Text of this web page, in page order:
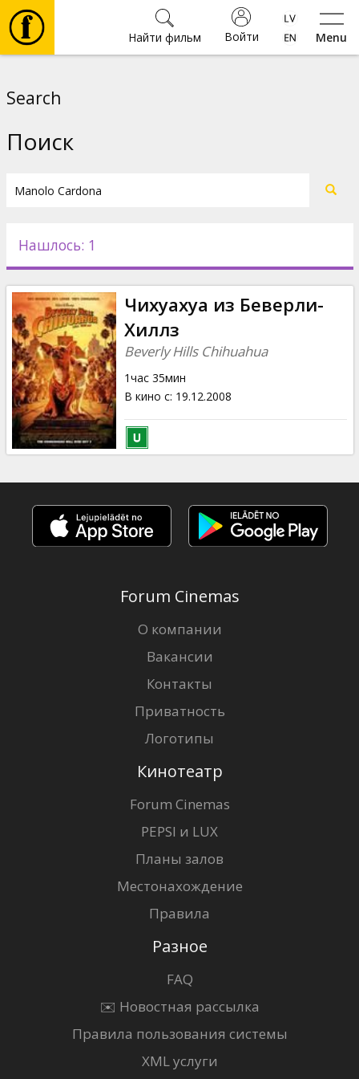
Menu
Войти
Найти фильм
Новости
Подарки
Кинозакуски
B2B
Клуб
Search
Поиск
Нашлось: 1
Чихуахуа из Беверли-
Хиллз
Beverly Hills Chihuahua
1час 35мин
В кино с: 19.12.2008
Forum Cinemas
О компании
Вакансии
Контакты
Приватность
Логотипы
Кинотеатр
Forum Cinemas
PEPSI и LUX
Планы залов
Местонахождение
Правила
Разное
FAQ
✉️ Новостная рассылка
Правила пользования системы
XML услуги